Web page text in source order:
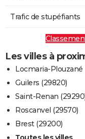
Trafic de stupéfiants
Les villes à
Locmaria-Plouzané
Guilers (29820)
Saint-Renan
Roscanvel (29570)
Brest (29200)